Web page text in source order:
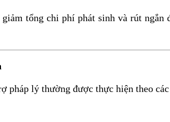
tổng chi phí phát sinh và rút ngắn
pháp lý thường được thực hiện theo